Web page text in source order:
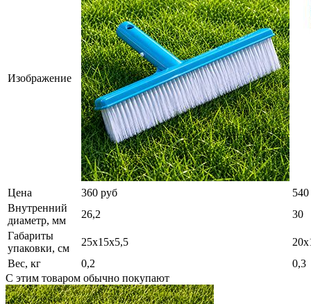
Изображение
Цена 360 руб
Внутренний
диаметр, мм
26,2
30
Габариты
упаковки, см
25х15х5,5
Вес, кг
0,2
0,3
С этим товаром обычно покупают